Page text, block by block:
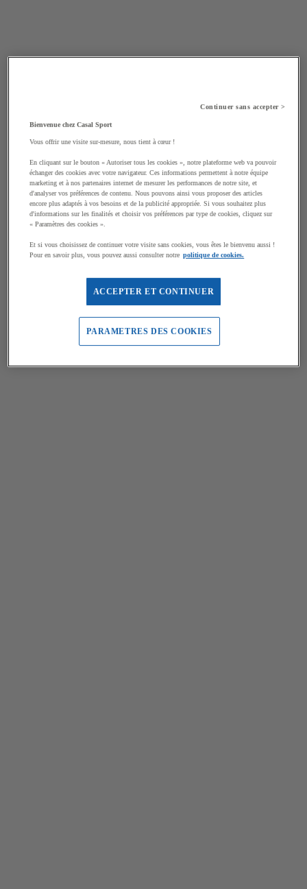
Continuer sans accepter >
Bienvenue chez Casal Sport
Vous offrir une visite sur-mesure, nous tient à cœur !
En cliquant sur le bouton « Autoriser tous les cookies », notre plateforme web va pouvoir
échanger des cookies avec votre navigateur. Ces informations permettent à notre équipe
marketing et à nos partenaires internet de mesurer les performances de notre site, et
d'analyser vos préférences de contenu. Nous pouvons ainsi vous proposer des articles
encore plus adaptés à vos besoins et de la publicité appropriée. Si vous souhaitez plus
d'informations sur les finalités et choisir vos préférences par type de cookies, cliquez sur
« Paramètres des cookies ».
Et si vous choisissez de continuer votre visite sans cookies, vous êtes le bienvenu aussi !
Pour en savoir plus, vous pouvez aussi consulter notre politique de cookies.
ACCEPTER ET CONTINUER
PARAMETRES DES COOKIES